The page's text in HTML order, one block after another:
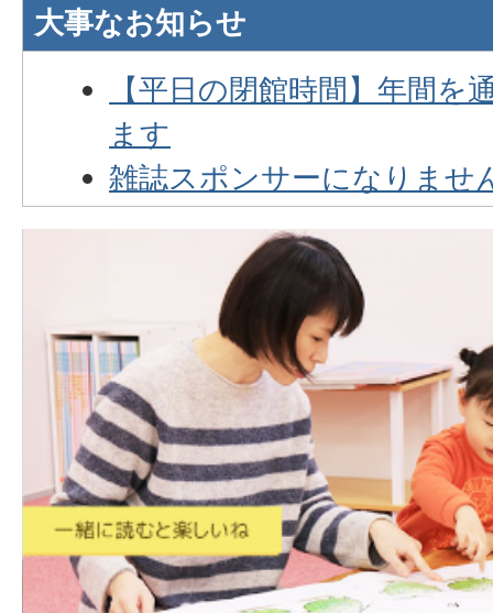
大事なお知らせ
【平日の閉館時間】年間を
ます
雑誌スポンサーになりませ